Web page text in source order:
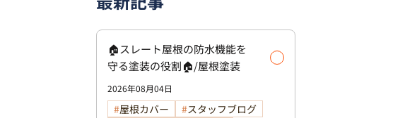
🏠スレート屋根の防水機能を
守る塗装の役割🏠/屋根塗装
2026年08月04日
屋根カバー
スタッフブログ